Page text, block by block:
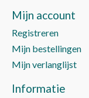
Mijn account
Registreren
Mijn bestellingen
Mijn verlanglijst
Informatie